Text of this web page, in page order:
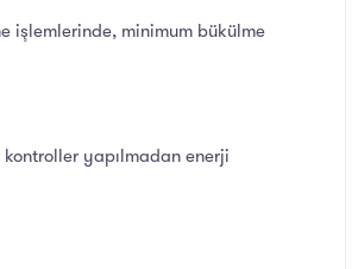
işlemlerinde, minimum bükülme
kontroller yapılmadan enerji